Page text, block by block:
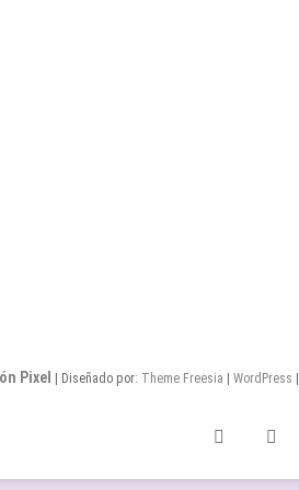
Pixel | Diseñado por: Theme Freesia WordPress
Twitter